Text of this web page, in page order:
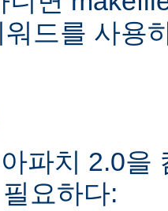
워드를 사용
파치 2.0을
요하다: